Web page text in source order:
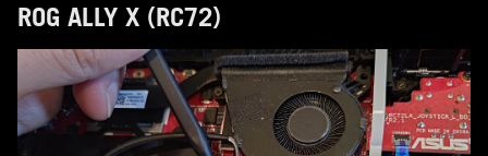
ROG ALLY X (RC72)